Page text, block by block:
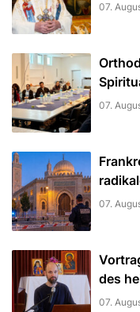
07.
07.
07.
des
07.